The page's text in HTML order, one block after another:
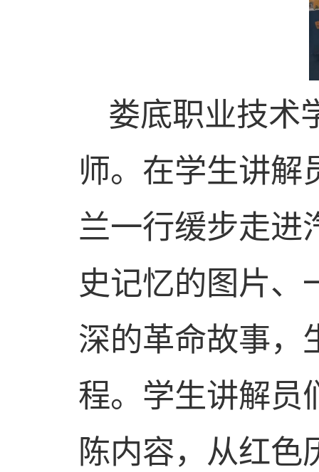
娄底职业技术
师。在学生讲解
兰一行缓步走进
史记忆的图片、
深的革命故事，
程。学生讲解员
陈内容，从红色